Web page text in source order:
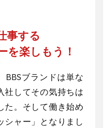
事する
を楽しもう！
BBSブランドは単な
社してその気持ちは
た。そして働き始め
シャー」となりまし